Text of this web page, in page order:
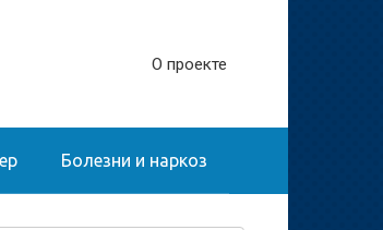
О проекте
Болезни и наркоз